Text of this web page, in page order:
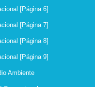
[Página 6]
[Página 7]
[Página 8]
[Página 9]
Ambiente